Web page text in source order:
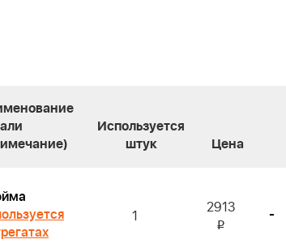
Используется
штук
Цена
1 2913
i
-